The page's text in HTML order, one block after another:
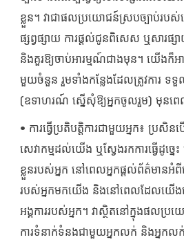
ខ្លួន។ វាជាផលប្រយោជន៍ស្របច្បាប់របស់យ
ផ្សព្វផ្សាយ ការផ្តល់ជូនពិសេស ឬសារផ្ស
និងគួរឱ្យចាប់អារម្មណ៍ជាងមុន។ យើងក៏អ
មួយចំនួន រួមទាំងកន្លែងដែលត្រូវការ ទ
(ឧទាហរណ៍ ស្នើសុំឱ្យអ្នកចូលរួម) មុនពេលផ្
• ការធ្វើប្រតិបត្តិការជាមួយអ្នក៖ ប្រសិ
សេវាកម្មដល់យើង ឬស្វែងរកការធ្វើដូច្
ខ្លួនរបស់អ្នក នៅពេលអ្នកផ្តល់ព័ត៌មានអំពីស
របស់អ្នកមកយើង និងនៅពេលដែលយើងធ្វ
អង្គការរបស់អ្នក។ វាស្ថិតនៅក្នុងផលប្
ការទំនាក់ទំនងជាមួយអ្នកលក់ និងអ្នក